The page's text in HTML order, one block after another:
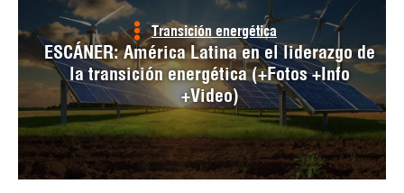
Transición energética
ESCÁNER: América Latina en el liderazgo de
la transición energética (+Fotos +Info
+Video)